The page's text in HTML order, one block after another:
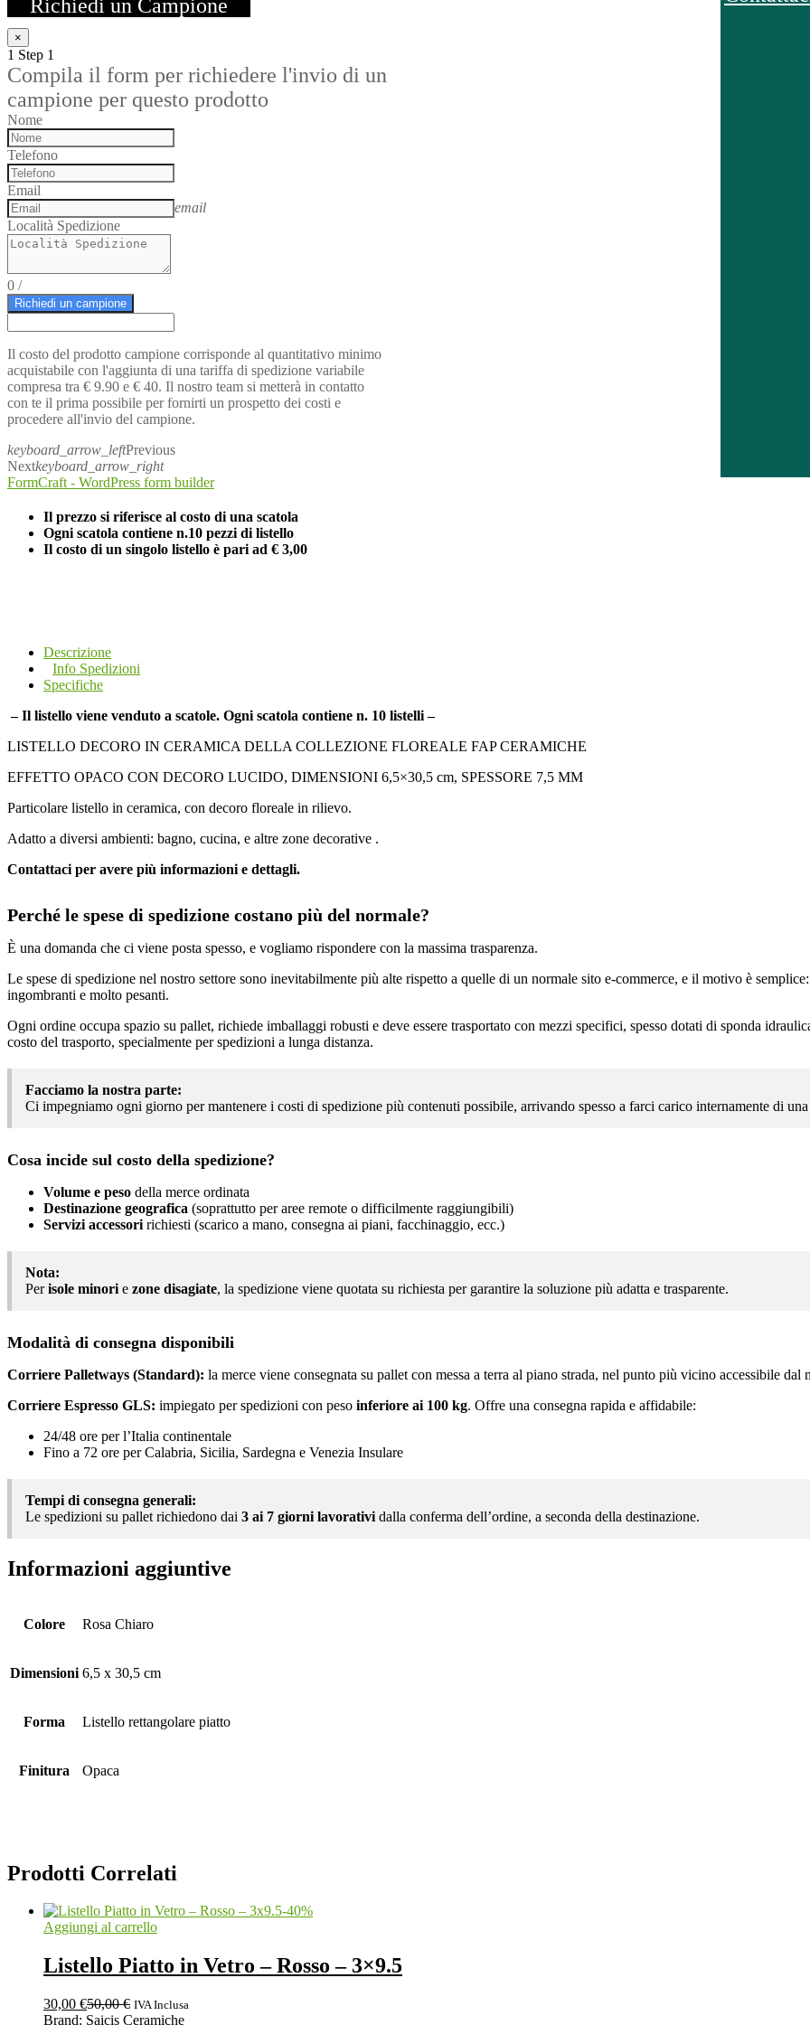
-
6,5x30,5
-
Fap
Ceramiche
quantity
Richiedi un Campione
×
1 Step 1
Compila il form per richiedere l'invio di un
campione per questo prodotto
Nome
Telefono
Email
email
Località Spedizione
0 /
Richiedi un campione
Il costo del prodotto campione corrisponde al quantitativo minimo
acquistabile con l'aggiunta di una tariffa di spedizione variabile
compresa tra € 9.90 e € 40. Il nostro team si metterà in contatto
con te il prima possibile per fornirti un prospetto dei costi e
procedere all'invio del campione.
keyboard_arrow_leftPrevious
Nextkeyboard_arrow_right
FormCraft - WordPress form builder
Il prezzo si riferisce al costo di una scatola
Ogni scatola contiene n.10 pezzi di listello
Il costo di un singolo listello è pari ad € 3,00
Descrizione
Info Spedizioni
Specifiche
– Il listello viene venduto a scatole. Ogni scatola contiene n. 10 listelli –
LISTELLO DECORO IN CERAMICA DELLA COLLEZIONE FLOREALE FAP CERAMICHE
EFFETTO OPACO CON DECORO LUCIDO, DIMENSIONI 6,5×30,5 cm, SPESSORE 7,5 MM
Particolare listello in ceramica, con decoro floreale in rilievo.
Adatto a diversi ambienti: bagno, cucina, e altre zone decorative .
Contattaci per avere più informazioni e dettagli.
Perché le spese di spedizione costano più del normale?
È una domanda che ci viene posta spesso, e vogliamo rispondere con la massima trasparenza.
Le spese di spedizione nel nostro settore sono inevitabilmente più alte rispetto a quelle di un normale sito e-commerce, e il motivo è semplice:
ingombranti e molto pesanti.
Ogni ordine occupa spazio su pallet, richiede imballaggi robusti e deve essere trasportato con mezzi specifici, spesso dotati di sponda
costo del trasporto, specialmente per spedizioni a lunga distanza.
Facciamo la nostra parte:
Ci impegniamo ogni giorno per mantenere i costi di spedizione più contenuti possibile, arrivando spesso a farci carico internamente di
Cosa incide sul costo della spedizione?
Volume e peso della merce ordinata
Destinazione geografica (soprattutto per aree remote o difficilmente raggiungibili)
Servizi accessori richiesti (scarico a mano, consegna ai piani, facchinaggio, ecc.)
Nota:
Perisole minori e zone disagiate, la spedizione viene quotata su richiesta per garantire la soluzione più adatta e trasparente.
Modalità di consegna disponibili
Corriere Palletways (Standard): la merce viene consegnata su pallet con messa a terra al piano strada, nel punto più vicino accessibile dal
Corriere Espresso GLS: impiegato per spedizioni con peso inferiore ai 100 kg. Offre una consegna rapida e affidabile:
24/48 ore per l’Italia continentale
Fino a 72 ore per Calabria, Sicilia, Sardegna e Venezia Insulare
Tempi di consegna generali:
Le spedizioni su pallet richiedono dai 3 ai 7 giorni lavorativi dalla conferma dell’ordine, a seconda della destinazione.
Informazioni aggiuntive
Colore Rosa Chiaro
Dimensioni 6,5 x 30,5 cm
Forma Listello rettangolare piatto
Finitura Opaca
Prodotti Correlati
-40%
Aggiungi al carrello
Listello Piatto in Vetro – Rosso – 3×9.5
30,00 €50,00€ IVA Inclusa
Brand: Saicis Ceramiche